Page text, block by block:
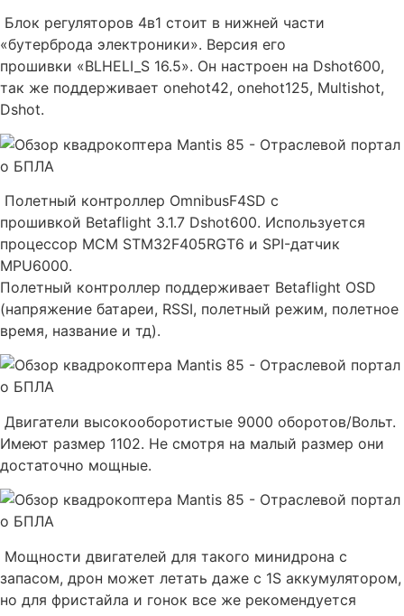
Блок регуляторов 4в1 стоит в нижней части
«бутерброда электроники». Версия его
прошивки «BLHELI_S 16.5». Он настроен на Dshot600,
так же поддерживает onehot42, onehot125, Multishot,
Dshot.
Полетный контроллер OmnibusF4SD с
прошивкой Betaflight 3.1.7 Dshot600. Используется
процессор MCM STM32F405RGT6 и SPI-датчик
MPU6000.
Полетный контроллер поддерживает Betaflight OSD
(напряжение батареи, RSSI, полетный режим, полетное
время, название и тд).
Двигатели высокооборотистые 9000 оборотов/Вольт.
Имеют размер 1102. Не смотря на малый размер они
достаточно мощные.
Мощности двигателей для такого минидрона с
запасом, дрон может летать даже с 1S аккумулятором,
но для фристайла и гонок все же рекомендуется